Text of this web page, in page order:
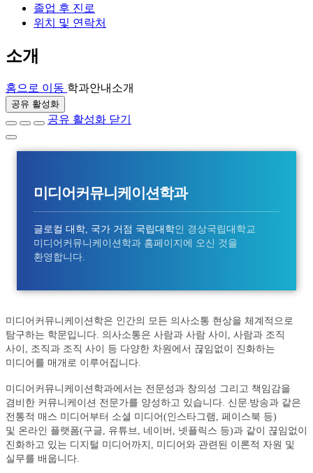
졸업 후 진로
위치 및 연락처
소개
홈으로 이동 학과안내 소개
공유 활성화
공유 활성화 닫기
미디어커뮤니케이션학과
글로컬 대학, 국가 거점 국립대학인 경상국립대학교
미디어커뮤니케이션학과 홈페이지에 오신 것을
환영합니다.
미디어커뮤니케이션학은 인간의 모든 의사소통 현상을 체계적으로
탐구하는 학문입니다. 의사소통은 사람과 사람 사이, 사람과 조직
사이, 조직과 조직 사이 등 다양한 차원에서 끊임없이 진화하는
미디어를 매개로 이루어집니다.
미디어커뮤니케이션학과에서는 전문성과 창의성 그리고 책임감을
겸비한 커뮤니케이션 전문가를 양성하고 있습니다. 신문·방송과 같은
전통적 매스 미디어부터 소셜 미디어(인스타그램, 페이스북 등)
및 온라인 플랫폼(구글, 유튜브, 네이버, 넷플릭스 등)과 같이 끊임없이
진화하고 있는 디지털 미디어까지, 미디어와 관련된 이론적 자원 및
실무를 배웁니다.